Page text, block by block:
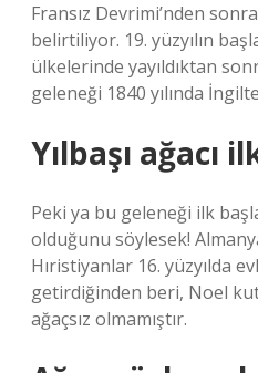
Fransız Devrimi’nden
belirtiliyor. 19. yüzyılın
ülkelerinde yayıldıktan
geleneği 1840 yılında
Yılbaşı ağacı
Peki ya bu geleneği ilk
olduğunu söylesek!
Hıristiyanlar 16. yüzyılda
getirdiğinden beri, Noel
ağaçsız olmamıştır.